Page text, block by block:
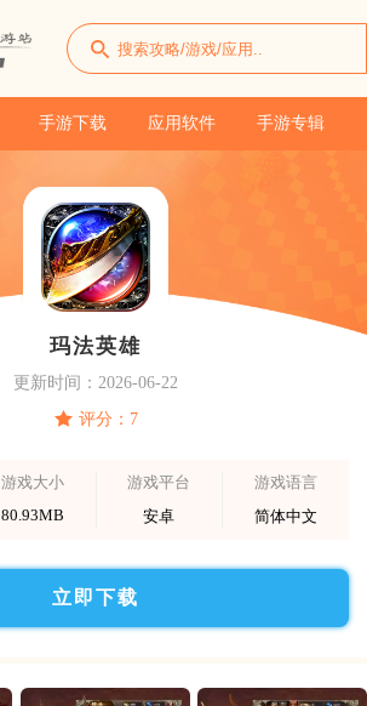
手游下载 应用软件 手游专辑
玛法英雄
更新时间：2026-06-22
评分：7
游戏大小
80.93MB
游戏平台
安卓
游戏语言
简体中文
立即下载